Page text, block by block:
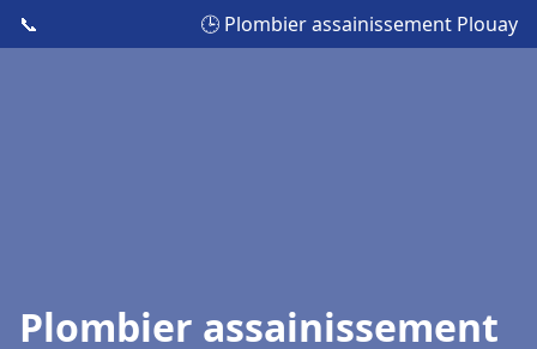
📞 🕒 Plombier assainissement Plouay
Plombier assainissement